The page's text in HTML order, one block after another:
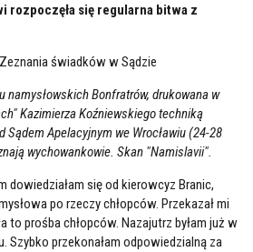
rozpoczęła się regularna bitwa z
namysłowskich Bonfratrów, drukowana w
Kazimierza Koźniewskiego techniką
Sądem Apelacyjnym we Wrocławiu (24-28
wychowankowie. Skan "Namislavii".
dowiedziałam się od kierowcyz Branic,
po rzeczy chłopców. Przekazał mi
to prośba chłopców. Nazajutrz byłam już w
Szybko przekonałam odpowiedzialną za